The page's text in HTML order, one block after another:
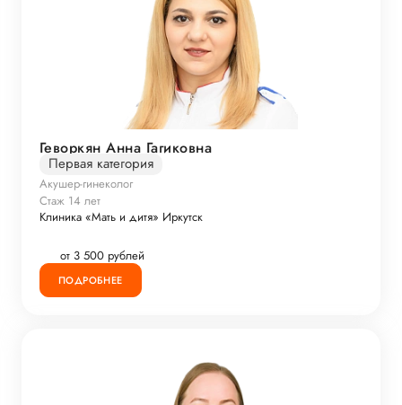
Геворкян Анна Гагиковна
Первая категория
Акушер-гинеколог
Стаж 14 лет
Клиника «Мать и дитя» Иркутск
от 3 500 рублей
ПОДРОБНЕЕ